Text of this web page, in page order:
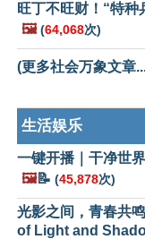
旺丁不旺财！“特
🖼️ (64,068次)
(更多社会万象文章
生活娱乐
一键开播｜干净世
🖼️📝 (45,878次)
光影之间，青春共
of Light and